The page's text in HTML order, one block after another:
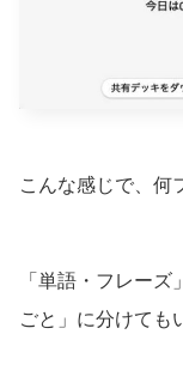
こんな感じで、何
「単語・フレー
ごと」に分けても